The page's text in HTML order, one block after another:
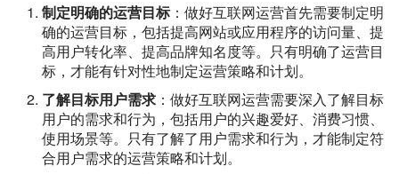
制定明确的运营目标：做好互联网运营首先需要制定明
确的运营目标，包括提高网站或应用程序的访问量、提
高用户转化率、提高品牌知名度等。只有明确了运营目
标，才能有针对性地制定运营策略和计划。
了解目标用户需求 ：做好互联网运营需要深入了解目标
用户的需求和行为，包括用户的兴趣爱好、消费习惯、
使用场景等。只有了解了用户需求和行为，才能制定符
合用户需求的运营策略和计划。